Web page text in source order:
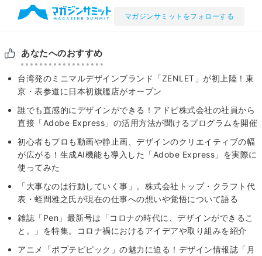
マガジンサミットをフォローする
あなたへのおすすめ
台湾発のミニマルデザインブランド「ZENLET」が初上陸！東
京・表参道に日本初旗艦店がオープン
誰でも直感的にデザインができる！アドビ株式会社の社員から
直接「Adobe Express」の活用方法が聞けるプログラムを開催
初心者もプロも動画や静止画、デザインのクリエイティブの幅
が広がる！生成AI機能も導入した「Adobe Express」を実際に
使ってみた
「大事なのは行動していく事」。株式会社トップ・クラフト代
表・蛭間雅之氏が現在の仕事への想いや覚悟について語る
雑誌「Pen」最新号は「コロナの時代に、デザインができるこ
と。」を特集。コロナ禍におけるアイデアや取り組みを紹介
アニメ「ポプテピピック」の魅力に迫る！デザイン情報誌「月